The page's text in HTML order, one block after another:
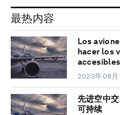
最热内容
Los
hacer los
2023年08月
先进空中
可持续